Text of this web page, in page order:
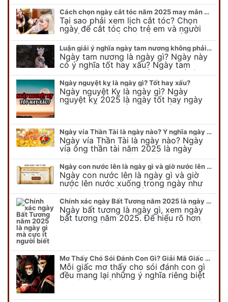
Cách chọn ngày cắt tóc năm 2025 may mắn cho cả trẻ em và người lớn
Tại sao phải xem lịch cắt tóc? Chọn
ngày để cắt tóc cho trẻ em và người
lớn cần lưu ý điều gì để gặp nhiều may
mắn ? Khi…
Luận giải ý nghĩa ngày tam nương không phải ai cũng biết
Ngày tam nương là ngày gì? Ngày này
có ý nghĩa tốt hay xấu? Ngày tam
nương sát có nguồn gốc như thế nào?
Cần kiêng kỵ điều gì khi…
Ngày nguyệt kỵ là ngày gì? Tốt hay xấu?
Ngày nguyệt Kỵ là ngày gì? Ngày
nguyệt kỵ 2025 là ngày tốt hay ngày
xấu, xem ngay để biết chi tiết ý nghĩa
Ngày vía Thần Tài là ngày nào? Ý nghĩa ngày vía Thần Tài năm 2025
Ngày vía Thần Tài là ngày nào? Ngày
vía ông thần tài năm 2025 là ngày
mùng 10 âm lịch hàng tháng. Tại sao
trong ngày này, tất cả mọi…
Ngày con nước lên là ngày gì và giờ nước lên nước xuống trong ngày?
Ngày con nước lên là ngày gì và giờ
nước lên nước xuống trong ngày như
thế nào? Có điều gì cần chú ý về ngày
con nước lên? Đừng…
Chính xác ngày Bất Tương năm 2025 là ngày gì mà cực ít người biết
Ngày bất tương là ngày gì, xem ngày
bất tương năm 2025. Để hiểu rõ hơn
về ngày bất tương, ngày bất tương là
Mơ Thấy Chó Sói Đánh Con Gì? Giải Mã Giấc Mơ Bí Ẩn
Mỗi giấc mơ thấy cho sói đánh con gì
đều mang lại những ý nghĩa riêng biệt
và có thể phản ánh tâm trạng, suy nghĩ